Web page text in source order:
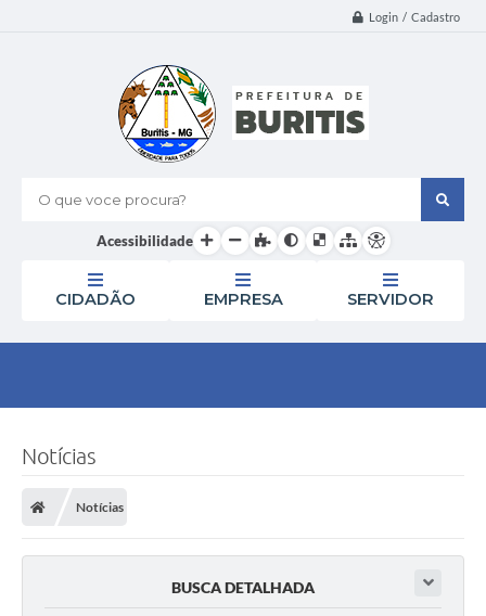
Login / Cadastro
O que voce procura?
Acessibilidade
CIDADÃO EMPRESA SERVIDOR
Notícias
Notícias
BUSCA DETALHADA